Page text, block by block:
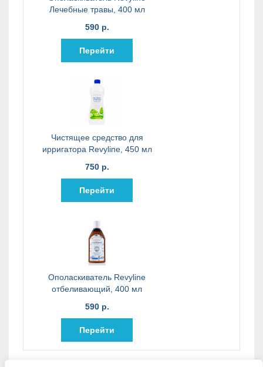
Лечебные травы, 400 мл
590 р.
Перейти
Чистящее средство для
ирригатора Revyline, 450 мл
750 р.
Перейти
Ополаскиватель Revyline
отбеливающий, 400 мл
590 р.
Перейти